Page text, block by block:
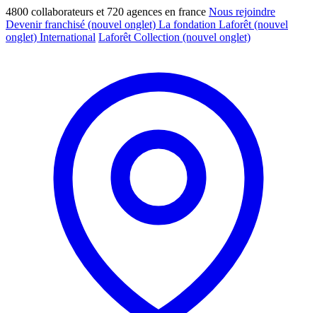
4800 collaborateurs et 720 agences en france Nous rejoindre
Devenir franchisé (nouvel onglet) La fondation Laforêt (nouvel
onglet) International Laforêt Collection (nouvel onglet)